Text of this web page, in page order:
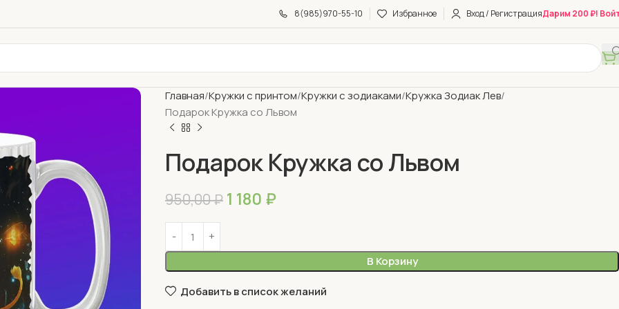
8(985)970-55-10 Избранное Вход / РегистрацияДарим 200 ₽!
Главная Кружки с принтом Кружки с зодиаками Кружка Зодиак Лев
Подарок Кружка со Львом
Подарок Кружка со Львом
950,00₽ 1 180 ₽
В Корзину
Добавить в список желаний